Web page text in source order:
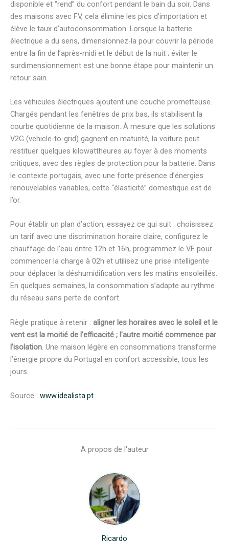
disponible et “rend” du confort pendant le bain du soir. Dans
des maisons avec FV, cela élimine les pics d’importation et
élève le taux d’autoconsommation. Lorsque la batterie
électrique a du sens, dimensionnez-la pour couvrir la période
entre la fin de l’après-midi et le début de la nuit ; éviter le
surdimensionnement est une bonne étape pour maintenir un
retour sain.
Les véhicules électriques ajoutent une couche prometteuse.
Chargés pendant les fenêtres de prix bas, ils stabilisent la
courbe quotidienne de la maison. À mesure que les solutions
V2G (vehicle-to-grid) gagnent en maturité, la voiture peut
restituer quelques kilowattheures au foyer à des moments
critiques, avec des règles de protection pour la batterie. Dans
le contexte portugais, avec une forte présence d’énergies
renouvelables variables, cette “élasticité” domestique est de
l’or.
Pour établir un plan d’action, essayez ce qui suit : choisissez
un tarif avec une discrimination horaire claire, configurez le
chauffage de l’eau entre 12h et 16h, programmez le VE pour
commencer la charge à 02h et utilisez une prise intelligente
pour déplacer la déshumidification vers les matins ensoleillés.
En quelques semaines, la consommation s’adapte au rythme
du réseau sans perte de confort.
Règle pratique à retenir : aligner les horaires avec le soleil et le
vent est la moitié de l’efficacité ; l’autre moitié commence par
l’isolation. Une maison légère en consommations transforme
l’énergie propre du Portugal en confort accessible, tous les
jours.
Source : www.idealista.pt
A propos de l'auteur
Ricardo